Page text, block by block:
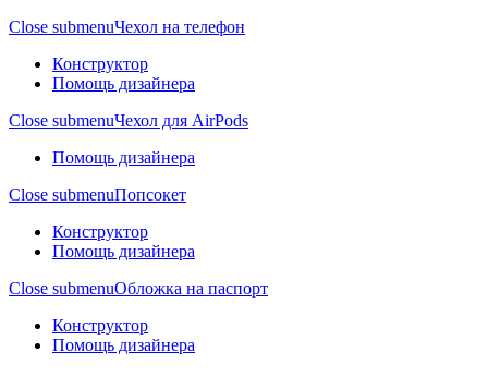
Close submenuЧехол на телефон
Конструктор
Помощь дизайнера
Close submenuЧехол для AirPods
Помощь дизайнера
Close submenuПопсокет
Конструктор
Помощь дизайнера
Close submenuОбложка на паспорт
Конструктор
Помощь дизайнера